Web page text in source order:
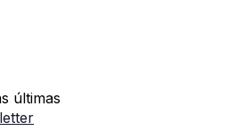
últimas